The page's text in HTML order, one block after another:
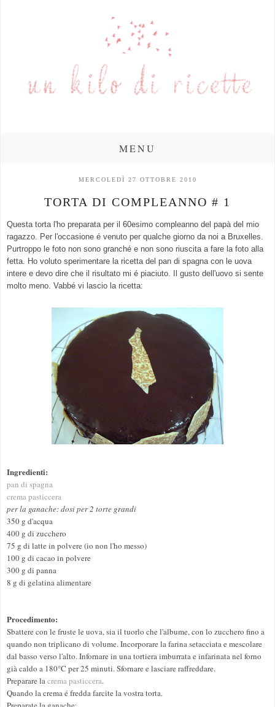
MENU
MERCOLEDÌ 27 OTTOBRE 2010
TORTA DI COMPLEANNO # 1
Questa torta l'ho preparata per il 60esimo compleanno del papà del mio
ragazzo. Per l'occasione é venuto per qualche giorno da noi a Bruxelles.
Purtroppo le foto non sono granché e non sono riuscita a fare la foto alla
fetta. Ho voluto sperimentare la ricetta del pan di spagna con le uova
intere e devo dire che il risultato mi é piaciuto. Il gusto dell'uovo si sente
molto meno. Vabbé vi lascio la ricetta:
Ingredienti:
pan di spagna
crema pasticcera
per la ganache: dosi per 2 torte grandi
350 g d'acqua
400 g di zucchero
75 g di latte in polvere (io non l'ho messo)
100 g di cacao in polvere
300 g di panna
8 g di gelatina alimentare
Procedimento:
Sbattere con le fruste le uova, sia il tuorlo che l'albume, con lo zucchero fino a
quando non triplicano di volume. Incorporare la farina setacciata e mescolare
dal basso verso l'alto. Infornare in una tortiera imburrata e infarinata nel forno
già caldo a 180°C per 25 minuti. Sfornare e lasciare raffreddare.
Preparare lacrema pasticcera.
Quando la crema é fredda farcite la vostra torta.